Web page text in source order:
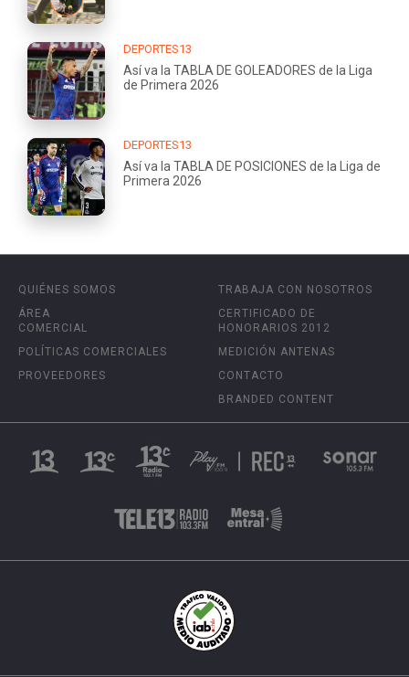
DEPORTES13
Así va la TABLA DE GOLEADORES de la Liga
de Primera 2026
DEPORTES13
Así va la TABLA DE POSICIONES de la Liga de
Primera 2026
QUIÉNES SOMOS
ÁREA
COMERCIAL
POLÍTICAS COMERCIALES
PROVEEDORES
TRABAJA CON NOSOTROS
CERTIFICADO DE
HONORARIOS 2012
MEDICIÓN ANTENAS
CONTACTO
BRANDED CONTENT